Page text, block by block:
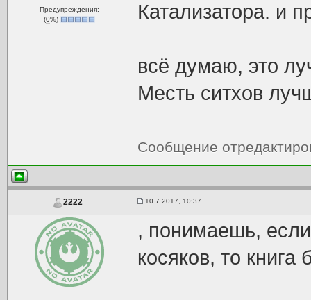
Предупреждения:
(0%)
Катализатора. и
всё думаю, это
Месть ситхов
Сообщение
2222 10.7.2017, 10:37
, понимаешь,
косяков, то